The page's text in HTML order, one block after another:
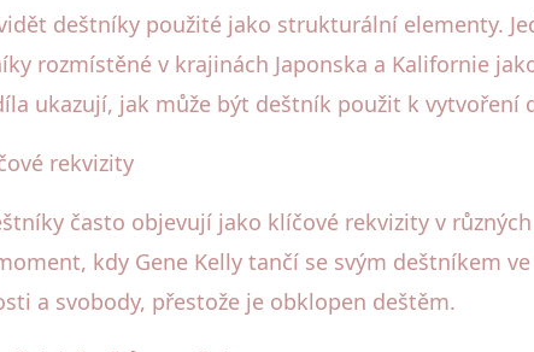
deštníky použité jako strukturální elementy.
rozmístěné v krajinách Japonska a Kalifornie
ukazují, jak může být deštník použit k
rekvizity
často objevují jako klíčové rekvizity v
kdy Gene Kelly tančí se svým deštníkem
a svobody, přestože je obklopen deštěm.